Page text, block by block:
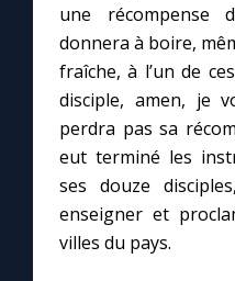
Une neuvaine
À la une
1000 Raisons de Croire
Chapelet pour le monde
une récompense
donnera à boire,
fraîche, à l’un de
disciple, amen, je
perdra pas sa
eut terminé les
ses douze
enseigner et
villes du pays.